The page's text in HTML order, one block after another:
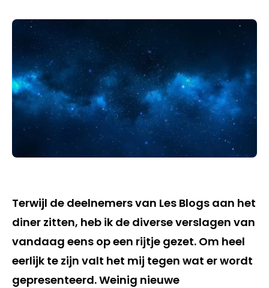
Terwijl de deelnemers van Les Blogs aan het
diner zitten, heb ik de diverse verslagen van
vandaag eens op een rijtje gezet. Om heel
eerlijk te zijn valt het mij tegen wat er wordt
gepresenteerd. Weinig nieuwe